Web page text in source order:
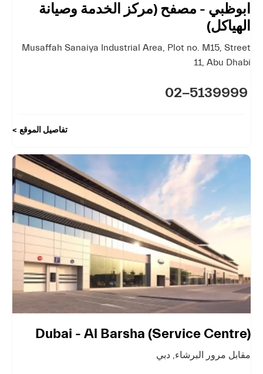
ابوظبي - مصفح (مركز الخدمة وصيانة
الهياكل)
Musaffah Sanaiya Industrial Area, Plot no. M15, Street
11, Abu Dhabi
02-5139999
تفاصيل الموقع
Dubai - Al Barsha (Service Centre)
مقابل مرور البرشاء, دبي